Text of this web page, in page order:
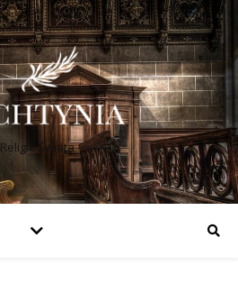
Religie Świata